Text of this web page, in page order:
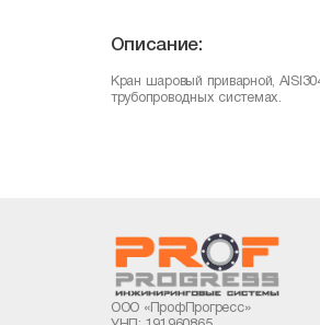
Описание:
Кран шаровый приварной,
трубопроводных системах.
ООО «ПрофПрогресс»